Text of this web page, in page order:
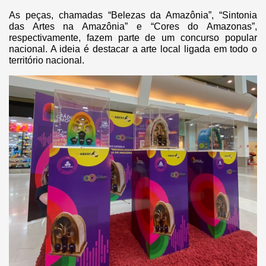
As peças, chamadas “Belezas da Amazônia”, “Sintonia
das Artes na Amazônia” e “Cores do Amazonas”,
respectivamente, fazem parte de um concurso popular
nacional. A ideia é destacar a arte local ligada em todo o
território nacional.